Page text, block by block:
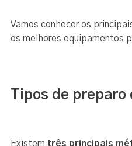
Vamos conhecer os
os melhores equipamentos
Tipos de
Existem três principais